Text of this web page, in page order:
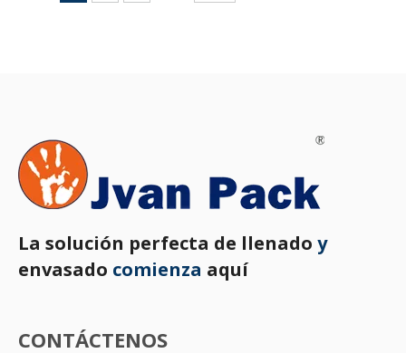
La solución perfecta de llenado y
envasado comienza aquí
CONTÁCTENOS